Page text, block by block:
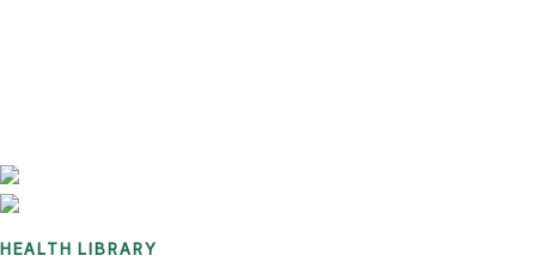
HEALTH LIBRARY